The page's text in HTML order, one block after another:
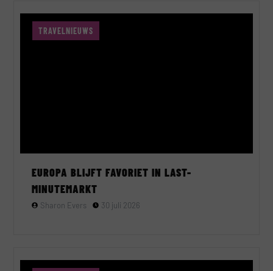
TRAVELNIEUWS
EUROPA BLIJFT FAVORIET IN LAST-
MINUTEMARKT
Sharon Evers 30 juli 2026